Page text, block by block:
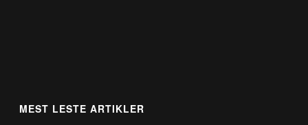
MEST LESTE ARTIKLER